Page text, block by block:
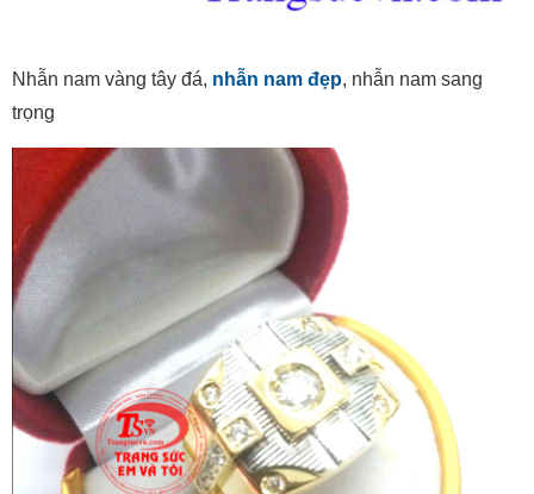
Nhẫn nam vàng tây đá, nhẫn nam đẹp, nhẫn nam sang
trọng